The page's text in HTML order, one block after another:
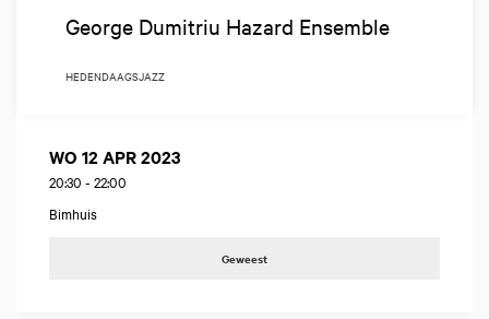
George Dumitriu Hazard Ensemble
HEDENDAAGSJAZZ
WO 12 APR 2023
20:30 - 22:00
Bimhuis
Geweest